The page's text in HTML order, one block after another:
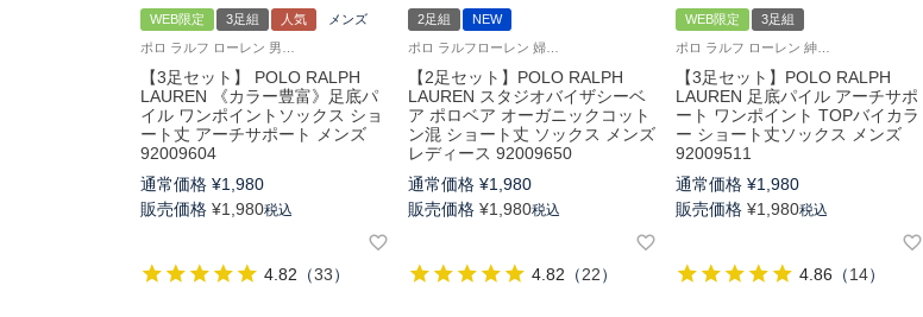
WEB限定 3足組 人気
メンズ
【3足セット】 POLO RALPH
LAUREN 《カラー豊富》足底パ
イル ワンポイントソックス ショ
ート丈 アーチサポート メンズ
92009604
通常価格 ¥1,980
販売価格 ¥1,980税込
4.82 （33）
2足組
NEW
ポロ ラルフローレン 婦人 紳士 靴下 2025FW
【2足セット】POLO RALPH
LAUREN スタジオバイザシーベ
ア ポロベア オーガニックコット
ン混 ショート丈 ソックス メンズ
レディース 92009650
通常価格 ¥1,980
販売価格 ¥1,980税込
4.82 （22）
WEB限定
3足組
ポロ ラルフ ローレン 紳士 靴下
【3足セット】POLO RALPH
LAUREN 足底パイル アーチサポ
ート ワンポイント TOPバイカラ
ー ショート丈ソックス メンズ
92009511
通常価格 ¥1,980
販売価格 ¥1,980税込
4.86 （14）